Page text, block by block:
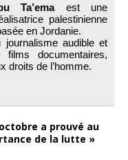
Ta’emaest une
palestinienne
en Jordanie.
journalisme audible et
documentaires,
droits de l’homme.
a prouvé au
de la lutte »